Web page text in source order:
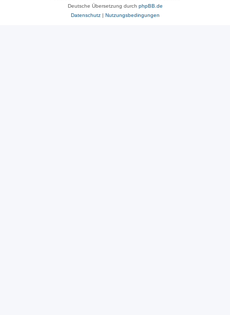
Deutsche Übersetzung durch phpBB.de
Datenschutz| Nutzungsbedingungen